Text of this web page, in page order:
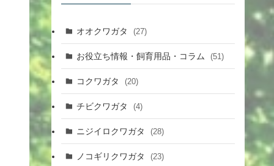
オオクワガタ (27)
お役立ち情報・飼育用品・コラム (51)
コクワガタ (20)
チビクワガタ (4)
ニジイロクワガタ (28)
ノコギリクワガタ (23)